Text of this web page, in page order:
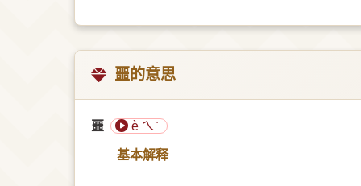
噩的意思
噩 è ㄟˋ
基本解释